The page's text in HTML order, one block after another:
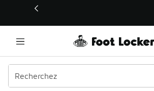
Ce lien s’ouvrira dans une nouvelle fenêtre